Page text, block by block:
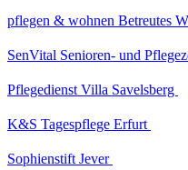
pflegen & wohnen Betreutes
SenVital Senioren- und
Pflegedienst Villa Savelsberg
K&S Tagespflege Erfurt
Sophienstift Jever